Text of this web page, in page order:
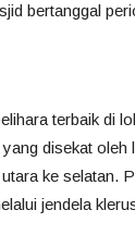
bertanggal
terbaik di
disekat
ke selatan.
jendela